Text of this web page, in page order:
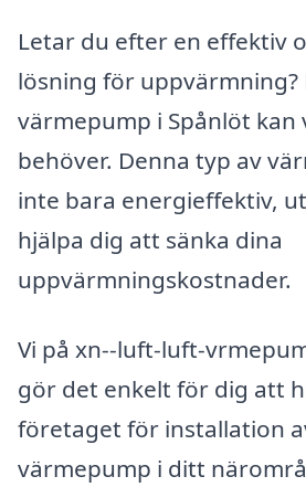
Letar du efter en effektiv
lösning för uppvärmning?
värmepump i Spånlöt kan
behöver. Denna typ av
inte bara energieffektiv,
hjälpa dig att sänka dina
uppvärmningskostnader.
Vi på xn--luft-luft-
gör det enkelt för dig att
företaget för installation
värmepump i ditt